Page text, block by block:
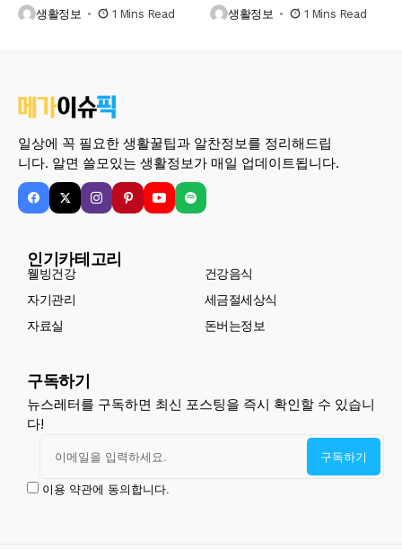
생활정보 1 Mins Read 생활정보 1 Mins Read
일상에 꼭 필요한 생활꿀팁과 알찬정보를 정리해드립
니다. 알면 쓸모있는 생활정보가 매일 업데이트됩니다.
인기카테고리
웰빙건강
건강음식
자기관리
세금절세상식
자료실
돈버는정보
구독하기
뉴스레터를 구독하면 최신 포스팅을 즉시 확인할 수 있습니
다!
이용 약관에 동의합니다.